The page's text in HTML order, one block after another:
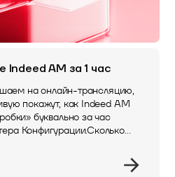
Indeed AM за 1 час
на онлайн-трансляцию,
покажут, как Indeed AM
буквально за час
Конфигурации.Сколько